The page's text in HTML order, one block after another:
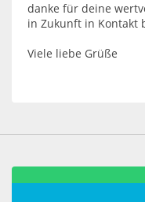
danke für deine
in Zukunft in Kontakt
Viele liebe Grüße